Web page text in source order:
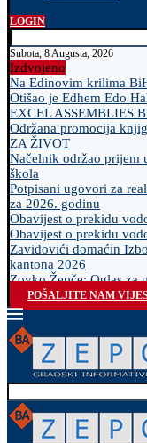
LOGIN
Subota, 8 Augusta, 2026
Izdvojeno
Na Edinovim krilima
Otišao je Edhem Edo
EXCEL ASSEMBLIES
Održana promocija
ZA ŽIVOT
Načelnik održao prijem
škola
Potpisani ugovori za
za 2026. godinu
Obavijest o prekidu
Obavijest o prekidu
Zavidovići domaćin
kantona 2026
Zovko Žepče: Oglas za
POŠALJITE NAM